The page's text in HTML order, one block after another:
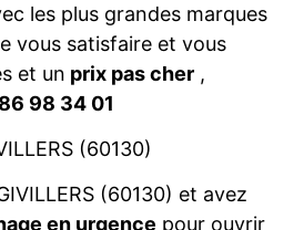
les plus grandes marques
vous satisfaire et vous
et un prix pas cher ,
98 34 01
(60130)
(60130) et avez
en urgence pour ouvrir